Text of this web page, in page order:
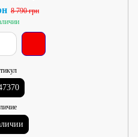
8 790 грн